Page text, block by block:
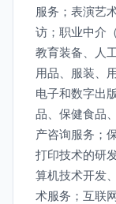
服务；表演艺
访；职业中介
教育装备、人
用品、服装、
电子和数字出
品、保健食品
产咨询服务；
打印技术的研
算机技术开发
术服务；互联